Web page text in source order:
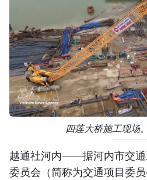
四莲大桥施工现场
越通社河内——据河内市交通
委员会（简称为交通项目委